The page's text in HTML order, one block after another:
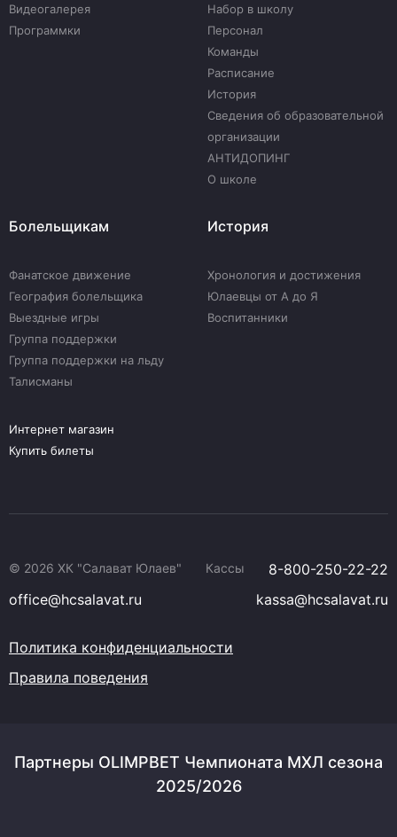
Видеогалерея
Программки
Набор в школу
Персонал
Команды
Расписание
История
Сведения об образовательной
организации
АНТИДОПИНГ
О школе
Болельщикам
Фанатское движение
География болельщика
Выездные игры
Группа поддержки
Группа поддержки на льду
Талисманы
История
Хронология и достижения
Юлаевцы от А до Я
Воспитанники
Интернет магазин
Купить билеты
© 2026 ХК "Салават Юлаев" Кассы
8-800-250-22-22
office@hcsalavat.ru
kassa@hcsalavat.ru
Политика конфиденциальности
Правила поведения
Партнеры OLIMPBET Чемпионата МХЛ сезона
2025/2026